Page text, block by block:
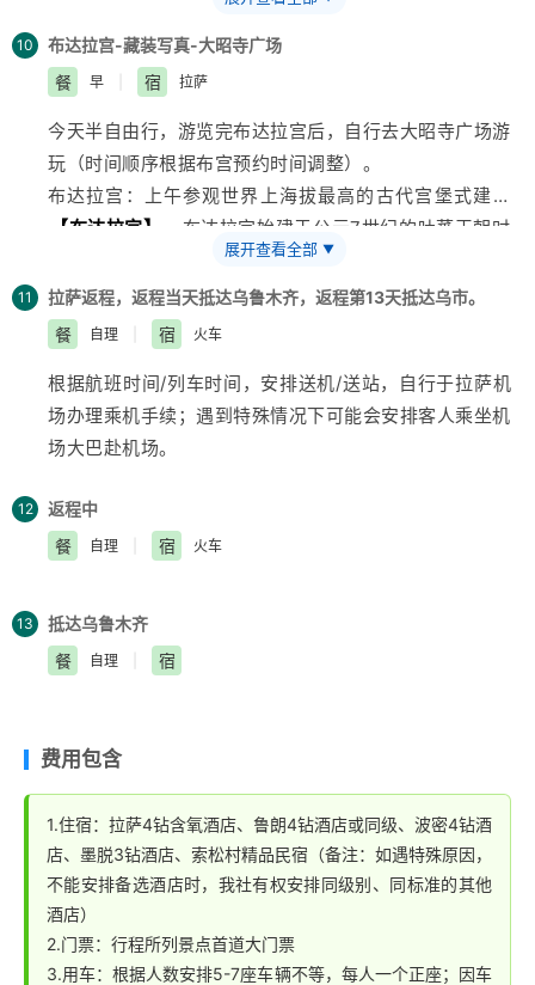
2、若索松村接待有限、当晚自动住林芝！
途蓝天、白云、雪山、绿树、村寨与清澈的江水辉映，这
儿有千年大桑树、惊以爱情神奇力量的“情比石坚”、绵延
千米的佛掌沙丘、古松迎客、大渡卡古堡遗址、魔心石、
玉松田园风光观景台。
拉林高速：这是一条从“日光城”拉萨到“雪域小江南”林芝
的神奇天路，西藏历史上颜值最高的公路，总里程约410
公里，车程约5小时，被誉为生态通道、绿色长廊、景观
大道。
10
布达拉宫-藏装写真-大昭寺广场
餐
早 宿 拉萨
今天半自由行，游览完布达拉宫后，自行去大昭寺广场游
玩（时间顺序根据布宫预约时间调整）。
布达拉宫：上午参观世界 上海拔最高的古代宫堡式建筑
【布达拉宫】
，布达拉宫始建于公元7世纪的吐蕃王朝时
朝，年轻的吐蕃王朝开创者松赞干布统一周边部落，迁都
拉萨城，建立了宏伟的布达拉宫原型。五世喇嘛在布达拉
宫原有的旧址上重新修建了现在的布达拉宫白宫和几十年
之后由摄政王桑结嘉措修建了现在的红宫，并把旧
政治中心搬到此处，让这座宫殿再次成为西藏的政治权力
中心，在所有藏族人的心中有着神圣的地位。参观完布宫
后，可前往西门的药王山拿出50元人民币背面，跟布达
大昭寺广场：位于大昭寺前，很多藏民，他们手拿转经
筒，围着大昭寺顺时针转经。大昭寺广场是个感受当地藏
头叩、大昭寺广场很多藏装拍摄，您可自费前戴上绿松
石，蜜蜡………………留下美美的藏装留念！
藏服写真-特色藏服唯美写真体验（1小时3张精修10张底
戴绿松石，珊瑚，腰系配饰小刀，随着人群舞步缓缓走
动，一颦一笑间，留下美好回忆。
展开查看全部 ▼
11 拉萨返程， 返程当天抵达乌鲁木齐， 返程第13天抵达乌市。
餐
自理 宿 火车
根据航班时间/列车时间，安排送机/送站，自行于拉萨机
场办理乘机手续；遇到特殊情况下可能会安排客人乘坐机
场大巴赴机场。
12
返程中
餐
自理 宿 火车
13
抵达乌鲁木齐
餐
自理 宿
费用包含
1.住宿：拉萨4钻含氧酒店、鲁朗4钻酒店或同级、波密4钻酒
店、墨脱3钻酒店、索松村精品民宿（备注：如遇特殊原因，
不能安排备选酒店时，我社有权安排同级别、同标准的其他
酒店）
2.门票：行程所列景点首道大门票
3.用车：根据人数安排5-7座车辆不等，每人一个正座；因车